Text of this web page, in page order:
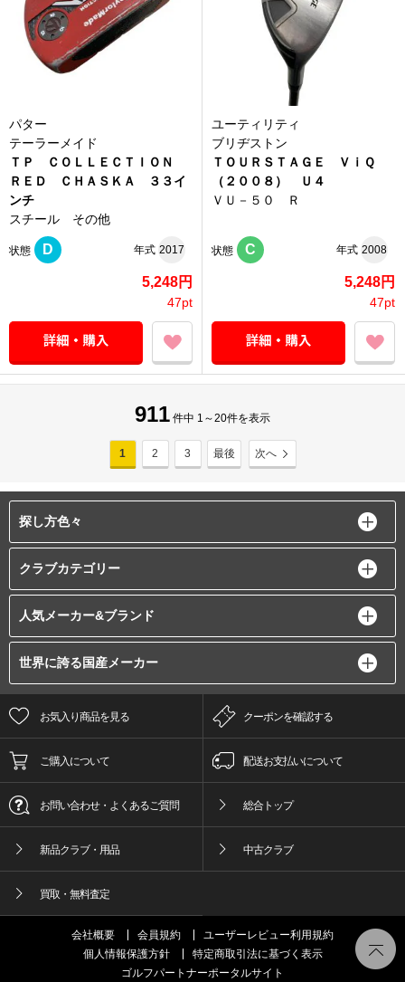
パター
テーラーメイド
ＴＰ ＣＯＬＬＥＣＴＩＯＮ
ＲＥＤ ＣＨＡＳＫＡ ３３イ
ンチ
スチール その他
状態 D 年式 2017
5,248円
47pt
ユーティリティ
ブリヂストン
ＴＯＵＲＳＴＡＧＥ ＶｉＱ
（２００８） Ｕ４
ＶＵ－５０ Ｒ
状態 C 年式 2008
5,248円
47pt
911 件中 1～20件を表示
1 2 3 最後 次へ
探し方色々
クラブカテゴリー
人気メーカー&ブランド
世界に誇る国産メーカー
お気入り商品を見る クーポンを確認する
ご購入について 配送お支払いについて
お問い合わせ・よくあるご質問 総合トップ
新品クラブ・用品 中古クラブ
買取・無料査定
会社概要 会員規約
ユーザーレビュー利用規約
個人情報保護方針
特定商取引法に基づく表示
ゴルフパートナーポータルサイト